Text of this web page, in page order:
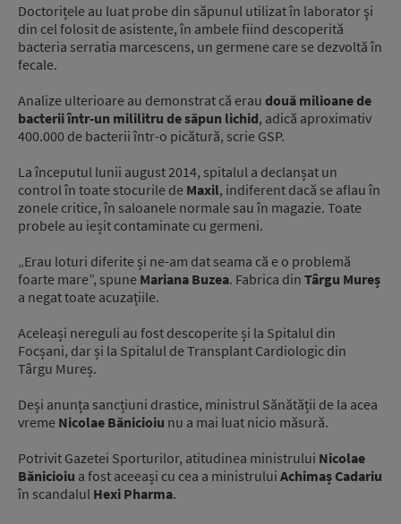
Doctorițele au luat probe din săpunul utilizat în laborator şi
din cel folosit de asistente, în ambele fiind descoperită
bacteria serratia marcescens, un germene care se dezvoltă în
fecale.
Analize ulterioare au demonstrat că erau două milioane de
bacterii într-un mililitru de săpun lichid, adică aproximativ
400.000 de bacterii într-o picătură, scrie GSP.
La începutul lunii august 2014, spitalul a declanșat un
control în toate stocurile de Maxil, indiferent dacă se aflau în
zonele critice, în saloanele normale sau în magazie. Toate
probele au ieșit contaminate cu germeni.
„Erau loturi diferite și ne-am dat seama că e o problemă
foarte mare”, spune Mariana Buzea. Fabrica din Târgu Mureș
a negat toate acuzațiile.
Aceleași nereguli au fost descoperite și la Spitalul din
Focșani, dar și la Spitalul de Transplant Cardiologic din
Târgu Mureș.
Deși anunța sancțiuni drastice, ministrul Sănătății de la acea
vreme Nicolae Bănicioiu nu a mai luat nicio măsură.
Potrivit Gazetei Sporturilor, atitudinea ministrului Nicolae
Bănicioiu a fost aceeași cu cea a ministrului Achimaș Cadariu
în scandalul Hexi Pharma.